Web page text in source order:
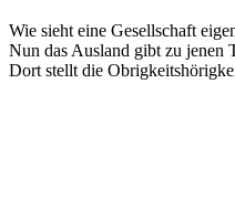
Wie sieht eine Gesellschaft
Nun das Ausland gibt zu jenen
Dort stellt die